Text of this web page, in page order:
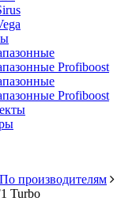
Profiboost
Profiboost
По производителям
Turbo